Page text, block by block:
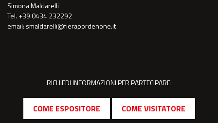
Simona Maldarelli
Tel. +39 0434 232292
email: smaldarelli@fierapordenone.it
RICHIEDI INFORMAZIONI PER PARTECIPARE:
COME ESPOSITORE COME VISITATORE